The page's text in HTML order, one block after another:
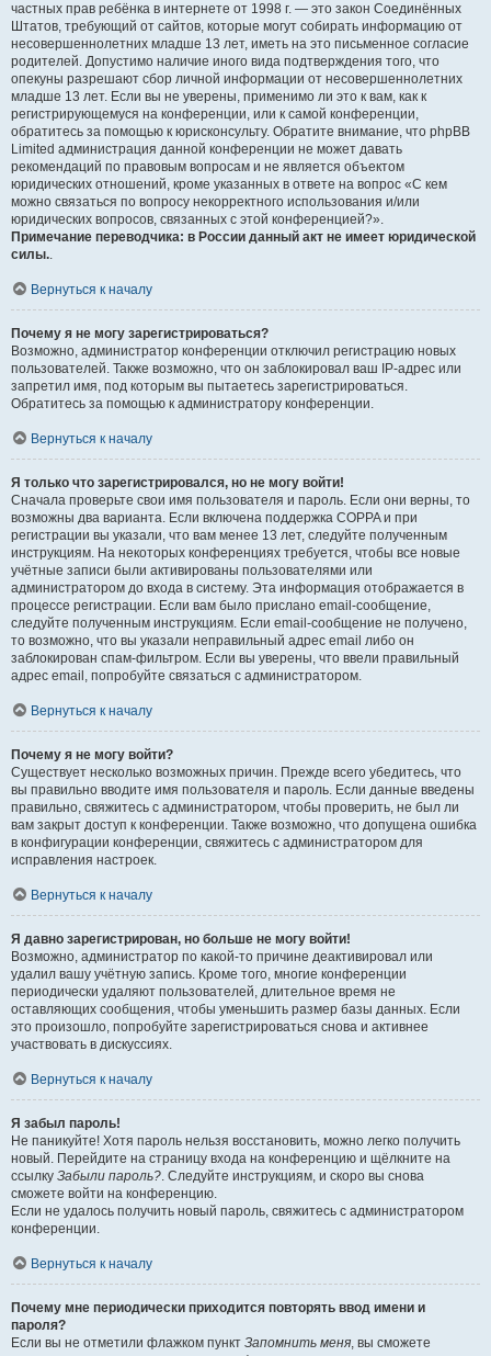
частных прав ребёнка в интернете от 1998 г. — это закон Соединённых
Штатов, требующий от сайтов, которые могут собирать информацию от
несовершеннолетних младше 13 лет, иметь на это письменное согласие
родителей. Допустимо наличие иного вида подтверждения того, что
опекуны разрешают сбор личной информации от несовершеннолетних
младше 13 лет. Если вы не уверены, применимо ли это к вам, как к
регистрирующемуся на конференции, или к самой конференции,
обратитесь за помощью к юрисконсульту. Обратите внимание, что phpBB
Limited администрация данной конференции не может давать
рекомендаций по правовым вопросам и не является объектом
юридических отношений, кроме указанных в ответе на вопрос «С кем
можно связаться по вопросу некорректного использования и/или
юридических вопросов, связанных с этой конференцией?».
Примечание переводчика: в России данный акт не имеет юридической
силы..
Вернуться к началу
Почему я не могу зарегистрироваться?
Возможно, администратор конференции отключил регистрацию новых
пользователей. Также возможно, что он заблокировал ваш IP-адрес или
запретил имя, под которым вы пытаетесь зарегистрироваться.
Обратитесь за помощью к администратору конференции.
Вернуться к началу
Я только что зарегистрировался, но не могу войти!
Сначала проверьте свои имя пользователя и пароль. Если они верны, то
возможны два варианта. Если включена поддержка COPPA и при
регистрации вы указали, что вам менее 13 лет, следуйте полученным
инструкциям. На некоторых конференциях требуется, чтобы все новые
учётные записи были активированы пользователями или
администратором до входа в систему. Эта информация отображается в
процессе регистрации. Если вам было прислано email-сообщение,
следуйте полученным инструкциям. Если email-сообщение не получено,
то возможно, что вы указали неправильный адрес email либо он
заблокирован спам-фильтром. Если вы уверены, что ввели правильный
адрес email, попробуйте связаться с администратором.
Вернуться к началу
Почему я не могу войти?
Существует несколько возможных причин. Прежде всего убедитесь, что
вы правильно вводите имя пользователя и пароль. Если данные введены
правильно, свяжитесь с администратором, чтобы проверить, не был ли
вам закрыт доступ к конференции. Также возможно, что допущена ошибка
в конфигурации конференции, свяжитесь с администратором для
исправления настроек.
Вернуться к началу
Я давно зарегистрирован, но больше не могу войти!
Возможно, администратор по какой-то причине деактивировал или
удалил вашу учётную запись. Кроме того, многие конференции
периодически удаляют пользователей, длительное время не
оставляющих сообщения, чтобы уменьшить размер базы данных. Если
это произошло, попробуйте зарегистрироваться снова и активнее
участвовать в дискуссиях.
Вернуться к началу
Я забыл пароль!
Не паникуйте! Хотя пароль нельзя восстановить, можно легко получить
новый. Перейдите на страницу входа на конференцию и щёлкните на
ссылку Забыли пароль?. Следуйте инструкциям, и скоро вы снова
сможете войти на конференцию.
Если не удалось получить новый пароль, свяжитесь с администратором
конференции.
Вернуться к началу
Почему мне периодически приходится повторять ввод имени и
пароля?
Если вы не отметили флажком пункт Запомнить меня, вы сможете